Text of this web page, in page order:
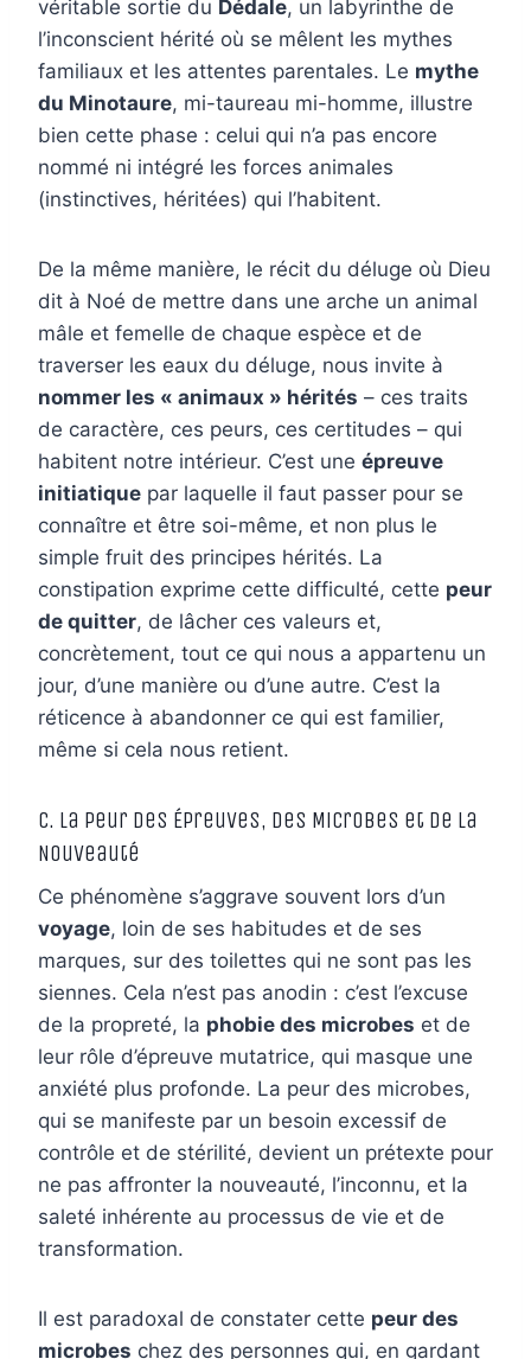
véritable sortie du Dédale, un labyrinthe de
l’inconscient hérité où se mêlent les mythes
familiaux et les attentes parentales. Le mythe
du Minotaure, mi-taureau mi-homme, illustre
bien cette phase : celui qui n’a pas encore
nommé ni intégré les forces animales
(instinctives, héritées) qui l’habitent.
De la même manière, le récit du déluge où Dieu
dit à Noé de mettre dans une arche un animal
mâle et femelle de chaque espèce et de
traverser les eaux du déluge, nous invite à
nommer les « animaux » hérités – ces traits
de caractère, ces peurs, ces certitudes – qui
habitent notre intérieur. C’est une épreuve
initiatique par laquelle il faut passer pour se
connaître et être soi-même, et non plus le
simple fruit des principes hérités. La
constipation exprime cette difficulté, cette peur
de quitter, de lâcher ces valeurs et,
concrètement, tout ce qui nous a appartenu un
jour, d’une manière ou d’une autre. C’est la
réticence à abandonner ce qui est familier,
même si cela nous retient.
C. La Peur des Épreuves, des Microbes et de la
Nouveauté
Ce phénomène s’aggrave souvent lors d’un
voyage, loin de ses habitudes et de ses
marques, sur des toilettes qui ne sont pas les
siennes. Cela n’est pas anodin : c’est l’excuse
de la propreté, la phobie des microbes et de
leur rôle d’épreuve mutatrice, qui masque une
anxiété plus profonde. La peur des microbes,
qui se manifeste par un besoin excessif de
contrôle et de stérilité, devient un prétexte pour
ne pas affronter la nouveauté, l’inconnu, et la
saleté inhérente au processus de vie et de
transformation.
Il est paradoxal de constater cette peur des
microbes chez des personnes qui, en gardant